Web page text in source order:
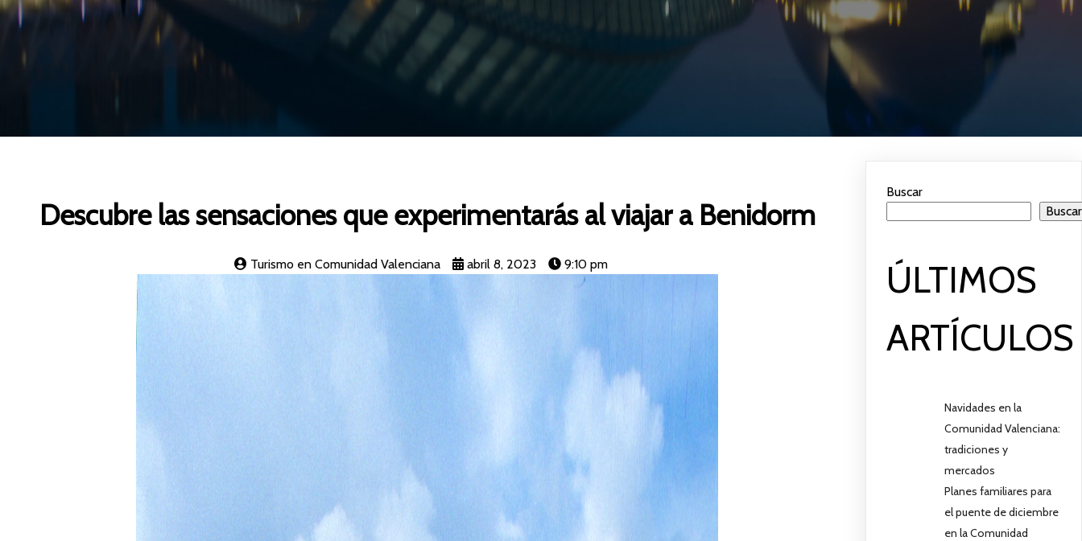
Descubre las sensaciones que experimentarás al viajar a Benidorm
Turismo en Comunidad Valenciana abril 8, 2023 9:10 pm
Buscar
Buscar
ÚLTIMOS
ARTÍCULOS
Navidades en la
Comunidad Valenciana:
tradiciones y
mercados
Planes familiares para
el puente de diciembre
en la Comunidad